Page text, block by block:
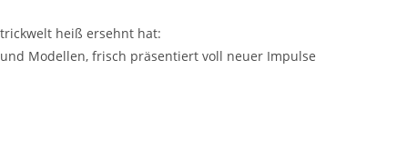
heiß ersehnt hat:
Modellen, frisch präsentiert voll neuer Impulse